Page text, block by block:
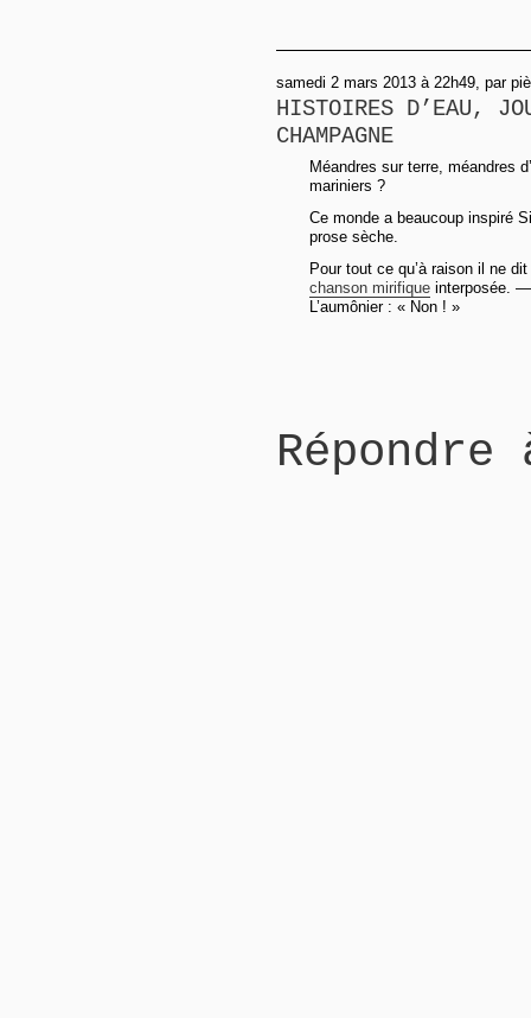
samedi 2 mars 2013 à 22h49, par
HISTOIRES D’EAU,
CHAMPAGNE
Méandres sur terre, méandres
mariniers ?
Ce monde a beaucoup inspiré
prose sèche.
Pour tout ce qu’à raison il ne
chanson mirifique interposée.
L’aumônier : « Non ! »